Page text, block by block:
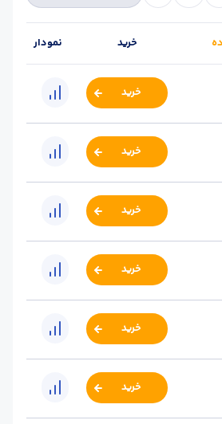
خرید نمودار
خرید
خرید
خرید
خرید
خرید
خرید